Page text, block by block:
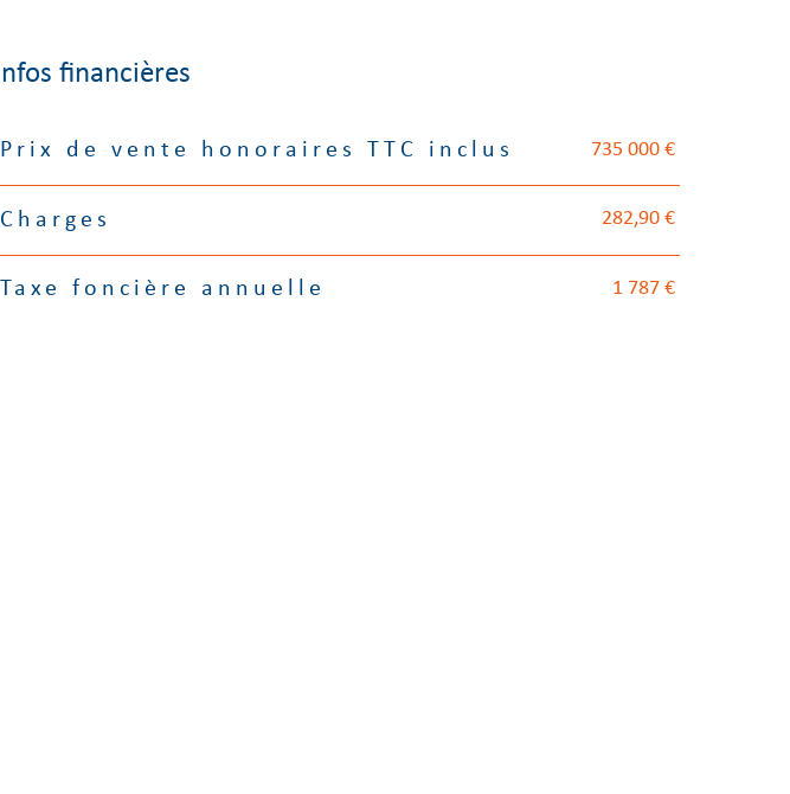
Infos financières
Caractéristiques Valeurs
Prix de vente honoraires TTC inclus 735 000 €
Charges 282,90 €
Taxe foncière annuelle 1 787 €